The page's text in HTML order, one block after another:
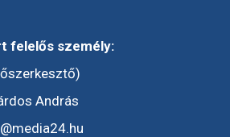
felelős személy:
András